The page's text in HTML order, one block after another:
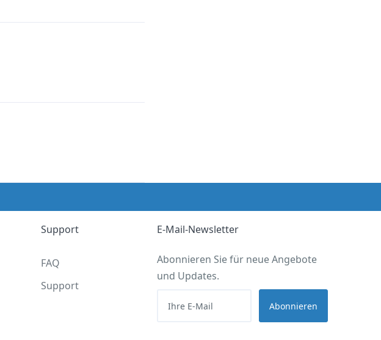
Support
FAQ
Support
E-Mail-Newsletter
Abonnieren Sie für neue Angebote
und Updates.
Abonnieren